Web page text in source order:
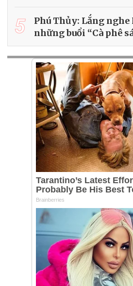
5
Phú Thủy: Lắng nghe
những buổi “Cà phê